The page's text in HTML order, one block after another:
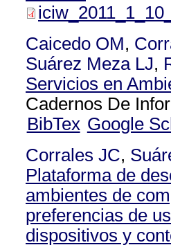
Caicedo OM,
Suárez Meza LJ,
Servicios en
Cadernos De
BibTex Google
Corrales JC,
Plataforma de
ambientes de
preferencias de
dispositivos y